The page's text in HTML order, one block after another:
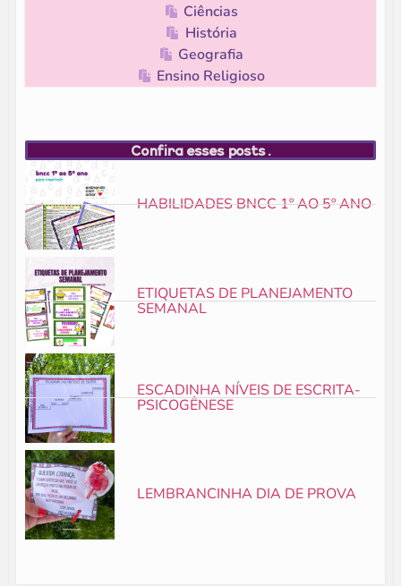
Ciências
História
Geografia
Ensino Religioso
Confira esses posts.
HABILIDADES BNCC 1º AO 5º ANO
ETIQUETAS DE PLANEJAMENTO
SEMANAL
ESCADINHA NÍVEIS DE ESCRITA-
PSICOGÊNESE
LEMBRANCINHA DIA DE PROVA